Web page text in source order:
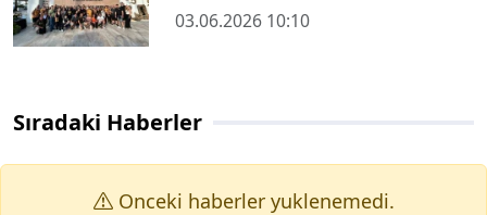
03.06.2026 10:10
Sıradaki Haberler
Onceki haberler yuklenemedi.